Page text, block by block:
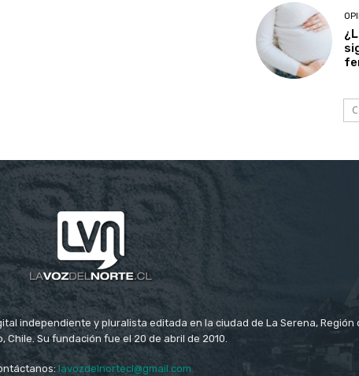
independiente y pluralista editada en la ciudad de La Serena, Región
Chile. Su fundación fue el 20 de abril de 2010.
lavozdelnortecl@gmail.com